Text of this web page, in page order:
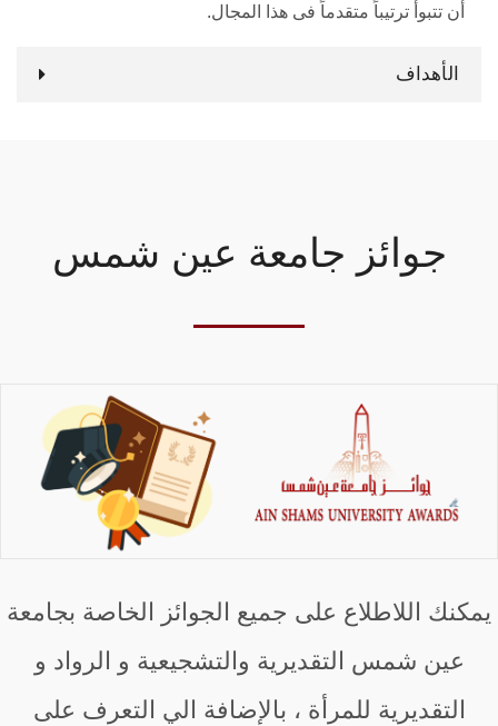
أن تتبوأ ترتيباً متقدماً فى هذا المجال.
الأهداف
جوائز جامعة عين شمس
يمكنك اللاطلاع على جميع الجوائز الخاصة بجامعة
عين شمس التقديرية والتشجيعية و الرواد و
التقديرية للمرأة ، بالإضافة الي التعرف على